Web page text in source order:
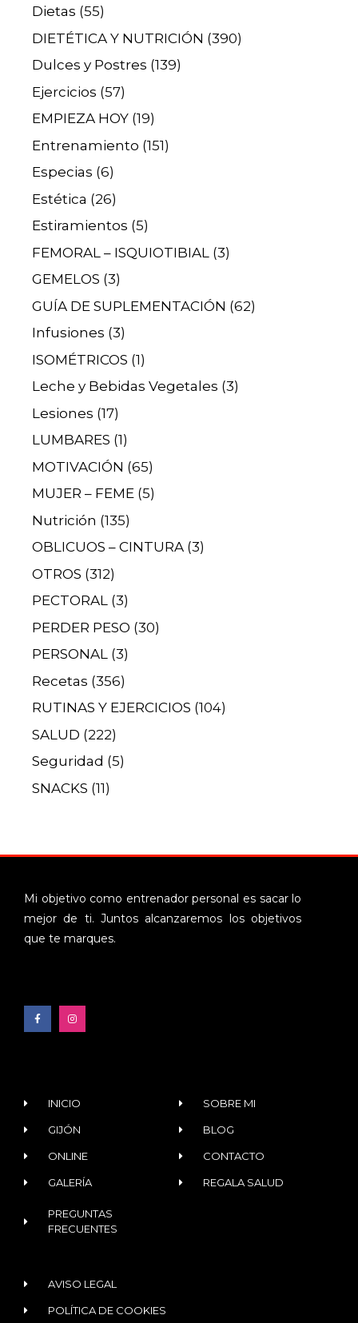
Dietas (55)
DIETÉTICA Y NUTRICIÓN (390)
Dulces y Postres (139)
Ejercicios (57)
EMPIEZA HOY (19)
Entrenamiento (151)
Especias (6)
Estética (26)
Estiramientos (5)
FEMORAL – ISQUIOTIBIAL (3)
GEMELOS (3)
GUÍA DE SUPLEMENTACIÓN (62)
Infusiones (3)
ISOMÉTRICOS (1)
Leche y Bebidas Vegetales (3)
Lesiones (17)
LUMBARES (1)
MOTIVACIÓN (65)
MUJER – FEME (5)
Nutrición (135)
OBLICUOS – CINTURA (3)
OTROS (312)
PECTORAL (3)
PERDER PESO (30)
PERSONAL (3)
Recetas (356)
RUTINAS Y EJERCICIOS (104)
SALUD (222)
Seguridad (5)
SNACKS (11)
Mi objetivo como entrenador personal es sacar lo
mejor de ti. Juntos alcanzaremos los objetivos
que te marques.
INICIO
GIJÓN
ONLINE
GALERÍA
PREGUNTAS
FRECUENTES
SOBRE MI
BLOG
CONTACTO
REGALA SALUD
AVISO LEGAL
POLÍTICA DE COOKIES